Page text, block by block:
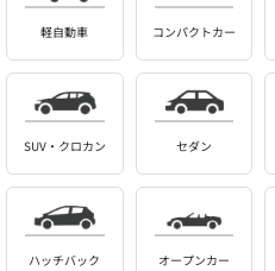
軽自動車 コンパクトカー
SUV・クロカン セダン
ハッチバック オープンカー